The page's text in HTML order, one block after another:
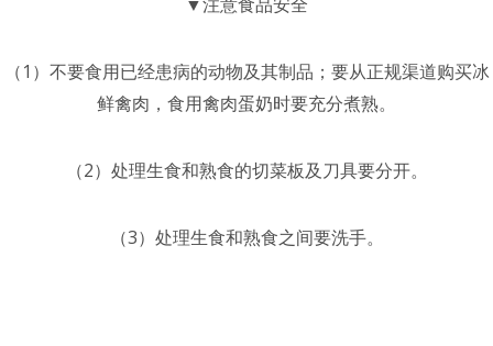
（1）不要食用已经患病的动物及其制品；要从正规渠道购买冰
鲜禽肉，食用禽肉蛋奶时要充分煮熟。
（2）处理生食和熟食的切菜板及刀具要分开。
（3）处理生食和熟食之间要洗手。